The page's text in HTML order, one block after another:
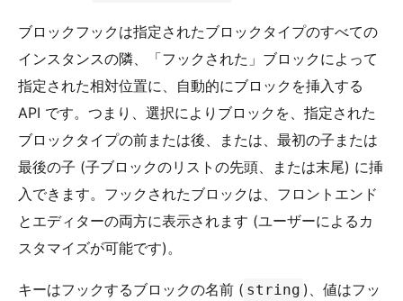
ブロックフックは指定されたブロックタイプのすべての
インスタンスの隣、「フックされた」ブロックによって
指定された相対位置に、自動的にブロックを挿入する
API です。つまり、選択によりブロックを、指定された
ブロックタイプの前または後、または、最初の子または
最後の子 (子ブロックのリストの先頭、または末尾) に挿
入できます。フックされたブロックは、フロントエンド
とエディターの両方に表示されます (ユーザーによるカ
スタマイズが可能です)。
キーはフックするブロックの名前 ( string )、値はフッ